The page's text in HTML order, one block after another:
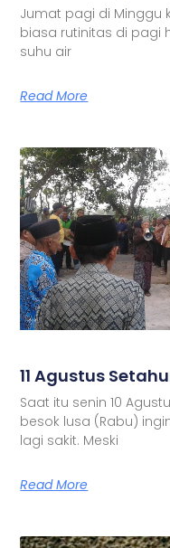
Jumat pagi di Minggu
biasa rutinitas di pagi
suhu air
Read More
11 Agustus
Saat itu senin 10
besok lusa (Rabu)
lagi sakit. Meski
Read More